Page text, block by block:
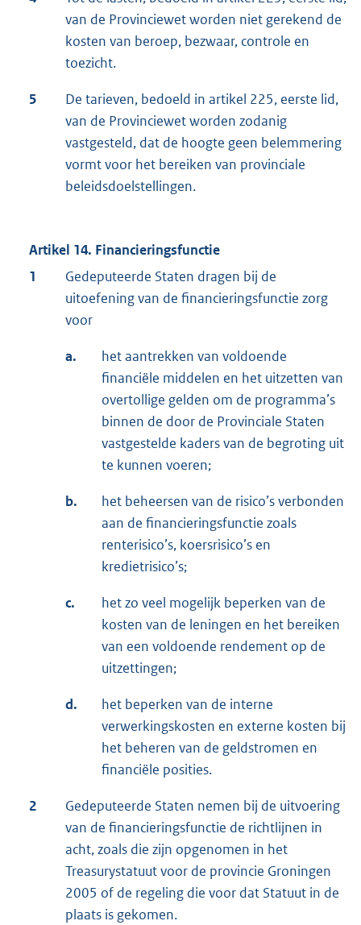
van de Provinciewet worden niet gerekend de
kosten van beroep, bezwaar, controle en
toezicht.
5
De tarieven, bedoeld in artikel 225, eerste lid,
van de Provinciewet worden zodanig
vastgesteld, dat de hoogte geen belemmering
vormt voor het bereiken van provinciale
beleidsdoelstellingen.
Artikel 14. Financieringsfunctie
1
Gedeputeerde Staten dragen bij de
uitoefening van de financieringsfunctie zorg
voor
a.
het aantrekken van voldoende
financiële middelen en het uitzetten van
overtollige gelden om de programma’s
binnen de door de Provinciale Staten
vastgestelde kaders van de begroting uit
te kunnen voeren;
b.
het beheersen van de risico’s verbonden
aan de financieringsfunctie zoals
renterisico’s, koersrisico’s en
kredietrisico’s;
c.
het zo veel mogelijk beperken van de
kosten van de leningen en het bereiken
van een voldoende rendement op de
uitzettingen;
d.
het beperken van de interne
verwerkingskosten en externe kosten bij
het beheren van de geldstromen en
financiële posities.
2
Gedeputeerde Staten nemen bij de uitvoering
van de financieringsfunctie de richtlijnen in
acht, zoals die zijn opgenomen in het
Treasurystatuut voor de provincie Groningen
2005 of de regeling die voor dat Statuut in de
plaats is gekomen.